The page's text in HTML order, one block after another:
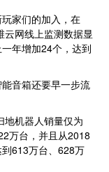
家们的加入，在
网线上监测数据显
年增加24个，达到
音箱还要早一步流
地机器人销量仅为
万台，并且从2018
613万台、628万